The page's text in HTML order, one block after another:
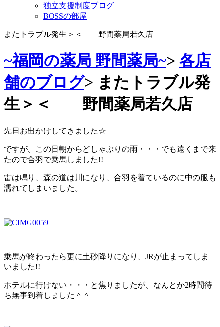
独立支援制度ブログ
BOSSの部屋
またトラブル発生＞＜ 野間薬局若久店
~福岡の薬局 野間薬局~> 各店
舗のブログ> またトラブル発
生＞＜ 野間薬局若久店
先日お出かけしてきました☆
ですが、この日朝からどしゃぶりの雨・・・でも遠くまで来
たので合羽で乗馬しました!!
雷は鳴り、森の道は川になり、合羽を着ているのに中の服も
濡れてしまいました。
乗馬が終わったら更に土砂降りになり、JRが止まってしま
いました!!
ホテルに行けない・・・と焦りましたが、なんとか2時間待
ち無事到着しました＾＾